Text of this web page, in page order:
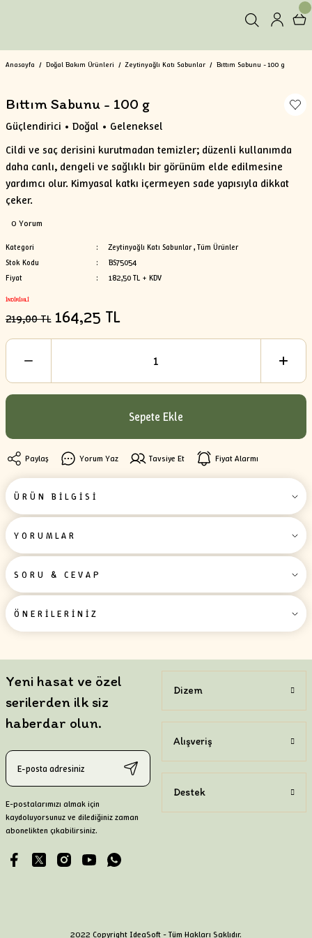
Anasayfa Doğal Bakım Ürünleri Zeytinyağlı Katı Sabunlar Bıttım Sabunu - 100 g
Bıttım Sabunu - 100 g
Güçlendirici • Doğal • Geleneksel
Cildi ve saç derisini kurutmadan temizler; düzenli kullanımda
daha canlı, dengeli ve sağlıklı bir görünüm elde edilmesine
yardımcı olur. Kimyasal katkı içermeyen sade yapısıyla dikkat
çeker.
0 Yorum
Kategori Zeytinyağlı Katı Sabunlar , Tüm Ürünler
Stok Kodu
BS75054
Fiyat
182,50 TL + KDV
İNDİRİMLİ
219,00 TL 164,25 TL
Sepete Ekle
Paylaş Yorum Yaz Tavsiye Et Fiyat Alarmı
ÜRÜN BİLGİSİ
YORUMLAR
SORU & CEVAP
ÖNERİLERİNİZ
Yeni hasat ve özel
serilerden ilk siz
haberdar olun.
E-postalarımızı almak için
kaydoluyorsunuz ve dilediğiniz zaman
abonelikten çıkabilirsiniz.
Dizem
Alışveriş
Destek
2022 Copyright IdeaSoft - Tüm Hakları Saklıdır.